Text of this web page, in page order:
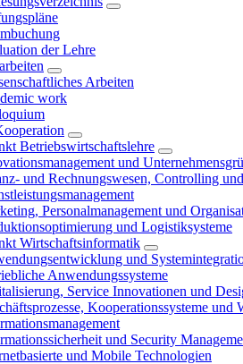
der Lehre
Arbeiten
work
Betriebswirtschaftslehre
und
und Rechnungswesen, Controlling
Personalmanagement und
und Logistiksysteme
Wirtschaftsinformatik
und
Anwendungssysteme
Service Innovationen und
Kooperationssysteme und
und Security
und Mobile Technologien